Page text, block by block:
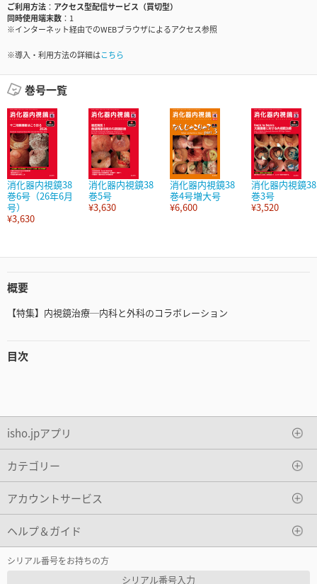
ご利用方法
アクセス型配信サービス（買切型）
同時使用端末数
1
※インターネット経由でのWEBブラウザによるアクセス参照
※導入・利用方法の詳細はこちら
巻号一覧
消化器内視鏡38
巻6号（26年6月
号）
¥3,630
消化器内視鏡38
巻5号
¥3,630
消化器内視鏡38
巻4号増大号
¥6,600
消化器内視鏡38
巻3号
¥3,520
概要
【特集】内視鏡治療─内科と外科のコラボレーション
目次
isho.jpアプリ
カテゴリー
アカウントサービス
ヘルプ＆ガイド
シリアル番号をお持ちの方
シリアル番号入力